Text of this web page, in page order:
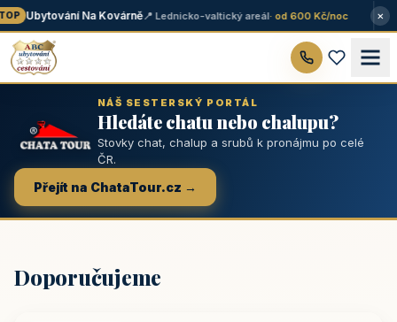
Ubytování Na Kovárně📍 Lednicko-valtický areál· od 600 Kč/noc ×
NÁŠ SESTERSKÝ PORTÁL
Hledáte chatu nebo chalupu?
Stovky chat, chalup a srubů k pronájmu po celé
ČR.
Přejít na ChataTour.cz →
Doporučujeme